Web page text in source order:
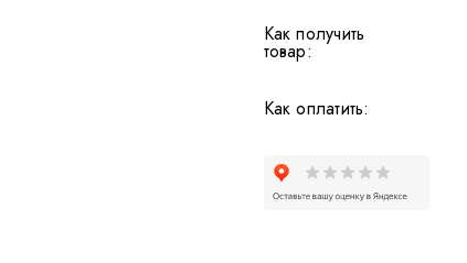
Как получить
товар:
Как оплатить: